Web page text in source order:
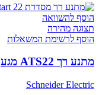
הוסף להשוואה
תצוגה מהירה
הוסף לרשימת המשאלות
מתנע רך ATS22 מגען עוקף 132kW
Schneider Electric